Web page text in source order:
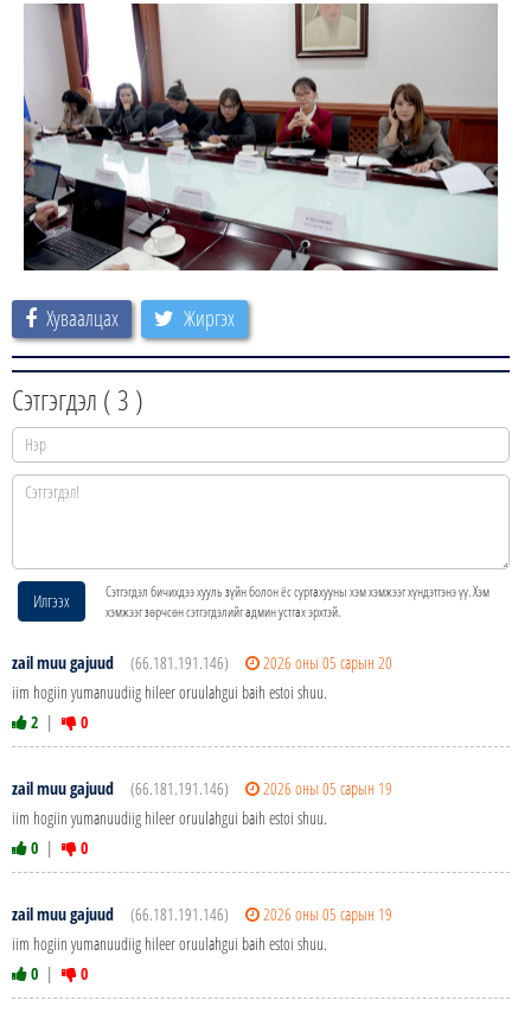
Хуваалцах Жиргэх
Сэтгэгдэл ( 3 )
Илгээх
Сэтгэгдэл бичихдээ хууль зүйн болон ёс суртахууны хэм хэмжээг хүндэтгэнэ үү. Хэм
хэмжээг зөрчсөн сэтгэгдэлийг админ устгах эрхтэй.
zail muu gajuud (66.181.191.146)
2026 оны 05 сарын 20
iim hogiin yumanuudiig hileer oruulahgui baih estoi shuu.
2 | 0
zail muu gajuud (66.181.191.146)
2026 оны 05 сарын 19
iim hogiin yumanuudiig hileer oruulahgui baih estoi shuu.
0 | 0
zail muu gajuud (66.181.191.146)
2026 оны 05 сарын 19
iim hogiin yumanuudiig hileer oruulahgui baih estoi shuu.
0 | 0